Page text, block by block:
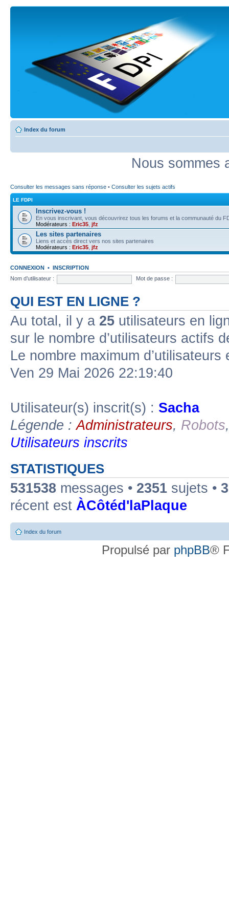
Index du forum
Nous sommes
Consulter les messages sans réponse • Consulter les sujets actifs
LE FDPI
Inscrivez-vous !
En vous inscrivant, vous découvrirez tous les forums et la communauté du
Modérateurs : Eric35 jfz
Les sites partenaires
Liens et accès direct vers nos sites partenaires
Modérateurs : Eric35 jfz
CONNEXION • INSCRIPTION
Nom d’utilisateur :
Mot de passe :
QUI EST EN LIGNE ?
Au total, il y a 25 utilisateurs en
sur le nombre d’utilisateurs actifs
Le nombre maximum
Ven 29 Mai 2026 22:19:40
Utilisateur(s) inscrit(s) : Sacha
Légende :Administrateurs, Robots
Utilisateurs inscrits
STATISTIQUES
531538 messages • 2351 sujets •
récent est ÀCôtéd'laPlaque
Index du forum
Propulsé par phpBB®